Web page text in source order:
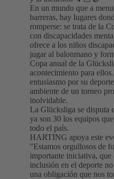
En un mundo que a
barreras, hay lugares
romperse: se trata de la
con discapacidades
ofrece a los niños
jugar al balonmano y
Copa anual de la
acontecimiento para
entusiasmo por su
ambiente de un torneo
inolvidable.
La Glücksliga se disputa
ya son 30 los equipos
todo el país.
HARTING apoya este
"Estamos orgullosos de
importante iniciativa, que
inclusión en el deporte
una obligación que nos